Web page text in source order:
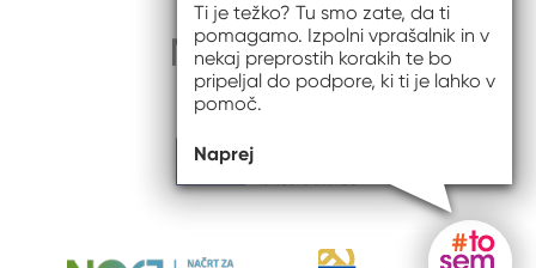
Ti je težko? Tu smo zate, da ti
pomagamo. Izpolni vprašalnik in v
nekaj preprostih korakih te bo
pripeljal do podpore, ki ti je lahko v
pomoč.
Naprej